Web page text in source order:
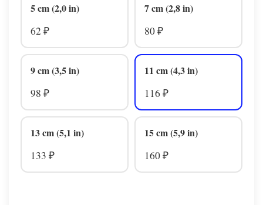
5 cm (2,0 in)
62 ₽
7 cm (2,8 in)
80 ₽
9 cm (3,5 in)
98 ₽
11 cm (4,3 in)
116 ₽
13 cm (5,1 in)
133 ₽
15 cm (5,9 in)
160 ₽